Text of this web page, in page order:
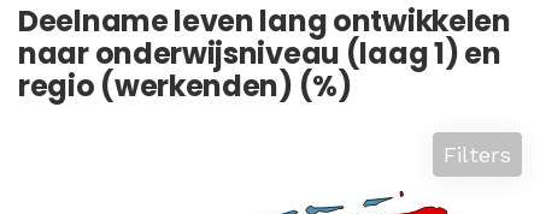
Deelname leven lang ontwikkelen
naar onderwijsniveau (laag 1) en
regio (werkenden) (%)
Filters